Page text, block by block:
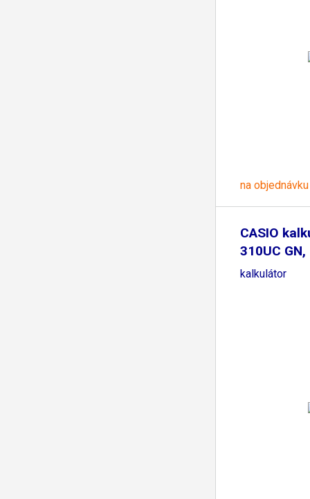
na objednávku
CASIO
310UC
kalkulátor